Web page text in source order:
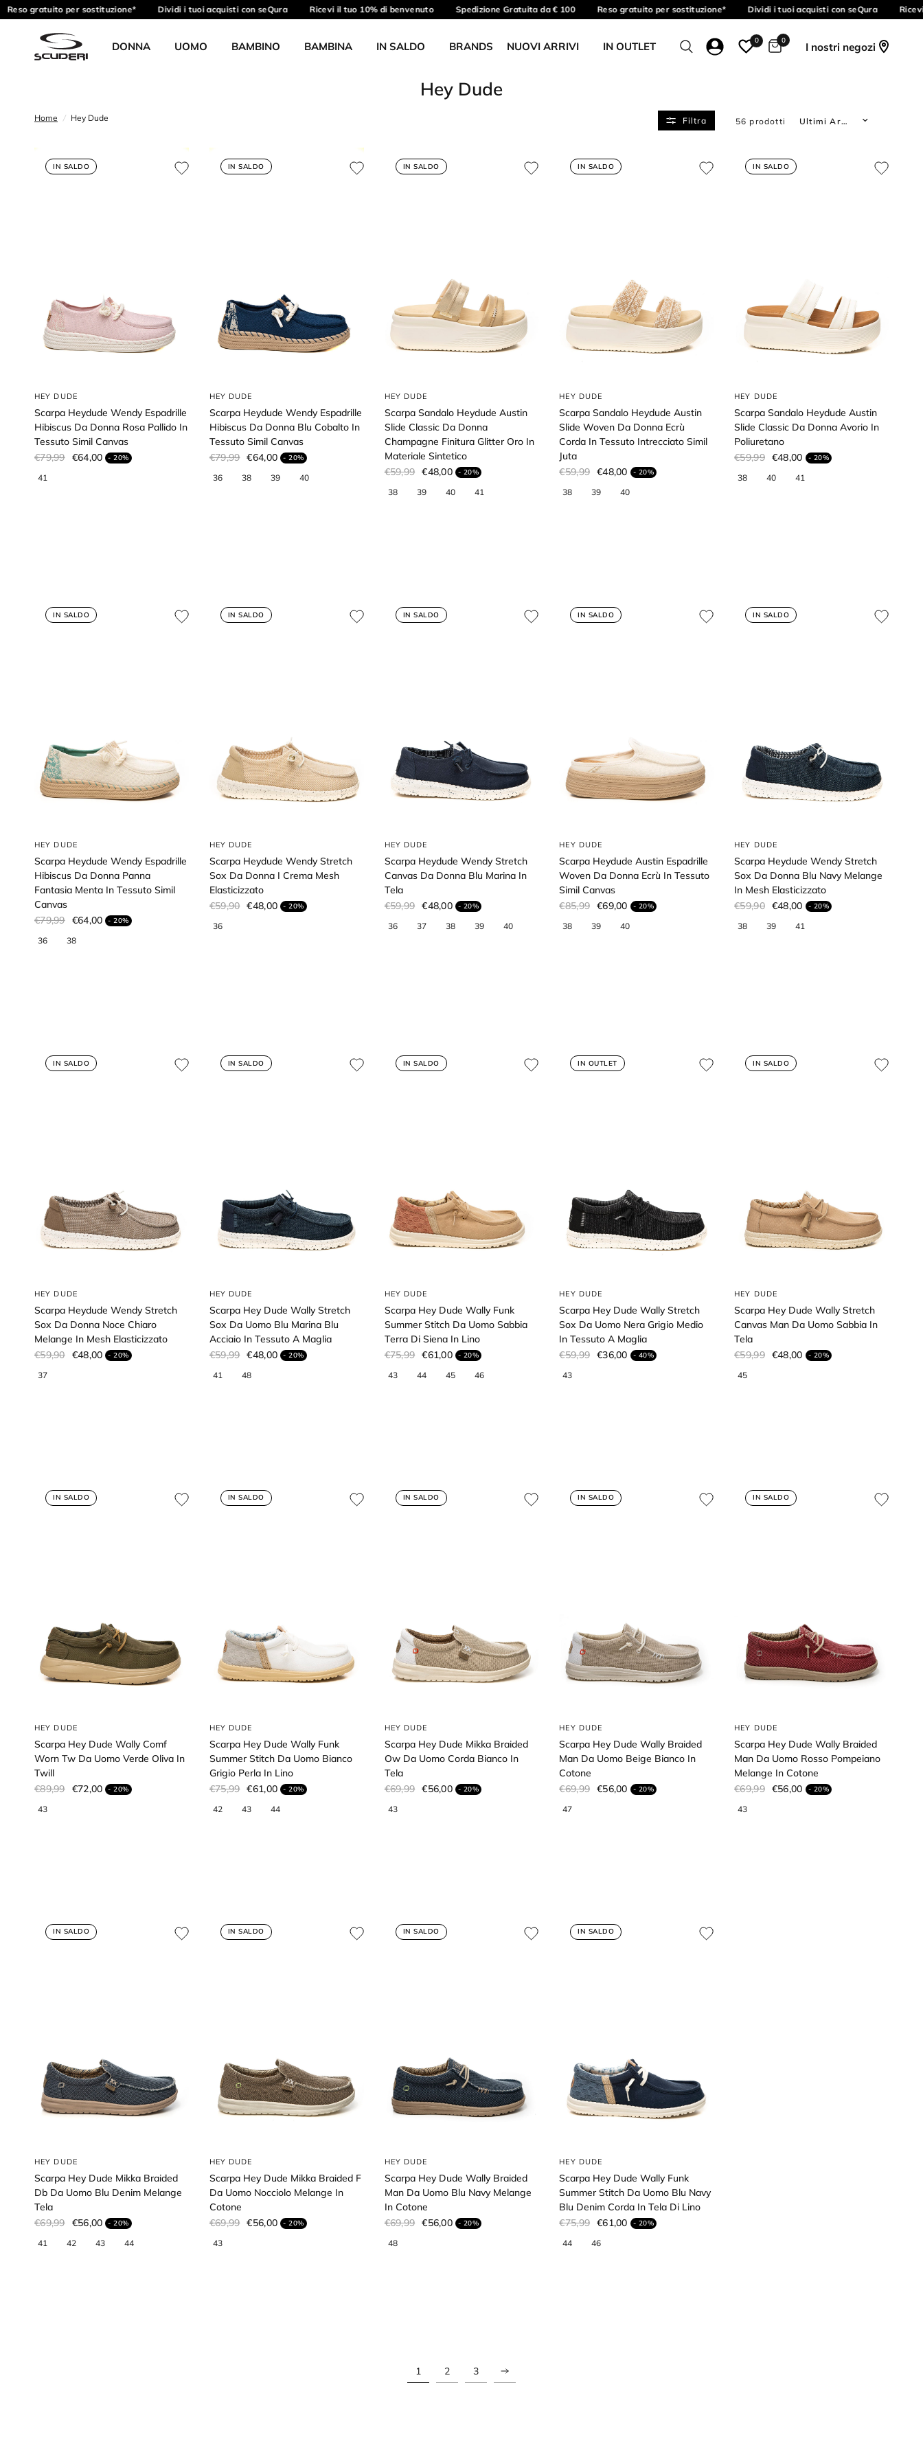
gratuito per sostituzione* Dividi i tuoi acquisti con seQura Ricevi il tuo 10% di benvenuto Spedizione Gratuita da € 100 Reso gratuito per sostituzione* Dividi i tuoi acquisti con seQura Ricevi
DONNA UOMO BAMBINO BAMBINA IN SALDO BRANDS NUOVI ARRIVI IN OUTLET 0 0
I nostri negozi
Hey Dude
Home / Hey Dude Filtra 56 prodotti Translation missing:
IN SALDO
HEY DUDE
Scarpa Heydude Wendy Espadrille
Hibiscus Da Donna Rosa Pallido In
Tessuto Simil Canvas
€79,99 €64,00 - 20%
IN SALDO
HEY DUDE
Scarpa Heydude Wendy Espadrille
Hibiscus Da Donna Blu Cobalto In
Tessuto Simil Canvas
€79,99 €64,00 - 20%
IN SALDO
HEY DUDE
Scarpa Sandalo Heydude Austin
Slide Classic Da Donna
Champagne Finitura Glitter Oro In
Materiale Sintetico
€59,99 €48,00 - 20%
IN SALDO
HEY DUDE
Scarpa Sandalo Heydude Austin
Slide Woven Da Donna Ecrù
Corda In Tessuto Intrecciato Simil
Juta
€59,99 €48,00 - 20%
IN SALDO
HEY DUDE
Scarpa Sandalo Heydude Austin
Slide Classic Da Donna Avorio In
Poliuretano
€59,99 €48,00 - 20%
IN SALDO
HEY DUDE
Scarpa Heydude Wendy Espadrille
Hibiscus Da Donna Panna
Fantasia Menta In Tessuto Simil
Canvas
€79,99 €64,00 - 20%
IN SALDO
HEY DUDE
Scarpa Heydude Wendy Stretch
Sox Da Donna I Crema Mesh
Elasticizzato
€59,90 €48,00 - 20%
IN SALDO
HEY DUDE
Scarpa Heydude Wendy Stretch
Canvas Da Donna Blu Marina In
Tela
€59,99 €48,00 - 20%
IN SALDO
HEY DUDE
Scarpa Heydude Austin Espadrille
Woven Da Donna Ecrù In Tessuto
Simil Canvas
€85,99 €69,00 - 20%
IN SALDO
HEY DUDE
Scarpa Heydude Wendy Stretch
Sox Da Donna Blu Navy Melange
In Mesh Elasticizzato
€59,90 €48,00 - 20%
IN SALDO
HEY DUDE
Scarpa Heydude Wendy Stretch
Sox Da Donna Noce Chiaro
Melange In Mesh Elasticizzato
€59,90 €48,00 - 20%
IN SALDO
HEY DUDE
Scarpa Hey Dude Wally Stretch
Sox Da Uomo Blu Marina Blu
Acciaio In Tessuto A Maglia
€59,99 €48,00 - 20%
IN SALDO
HEY DUDE
Scarpa Hey Dude Wally Funk
Summer Stitch Da Uomo Sabbia
Terra Di Siena In Lino
€75,99 €61,00 - 20%
IN OUTLET
HEY DUDE
Scarpa Hey Dude Wally Stretch
Sox Da Uomo Nera Grigio Medio
In Tessuto A Maglia
€59,99 €36,00 - 40%
IN SALDO
HEY DUDE
Scarpa Hey Dude Wally Stretch
Canvas Man Da Uomo Sabbia In
Tela
€59,99 €48,00 - 20%
IN SALDO
HEY DUDE
Scarpa Hey Dude Wally Comf
Worn Tw Da Uomo Verde Oliva In
Twill
€89,99 €72,00 - 20%
IN SALDO
HEY DUDE
Scarpa Hey Dude Wally Funk
Summer Stitch Da Uomo Bianco
Grigio Perla In Lino
€75,99 €61,00 - 20%
IN SALDO
HEY DUDE
Scarpa Hey Dude Mikka Braided
Ow Da Uomo Corda Bianco In
Tela
€69,99 €56,00 - 20%
IN SALDO
HEY DUDE
Scarpa Hey Dude Wally Braided
Man Da Uomo Beige Bianco In
Cotone
€69,99 €56,00 - 20%
IN SALDO
HEY DUDE
Scarpa Hey Dude Wally Braided
Man Da Uomo Rosso Pompeiano
Melange In Cotone
€69,99 €56,00 - 20%
IN SALDO
HEY DUDE
Scarpa Hey Dude Mikka Braided
Db Da Uomo Blu Denim Melange
Tela
€69,99 €56,00 - 20%
IN SALDO
HEY DUDE
Scarpa Hey Dude Mikka Braided F
Da Uomo Nocciolo Melange In
Cotone
€69,99 €56,00 - 20%
IN SALDO
HEY DUDE
Scarpa Hey Dude Wally Braided
Man Da Uomo Blu Navy Melange
In Cotone
€69,99 €56,00 - 20%
IN SALDO
HEY DUDE
Scarpa Hey Dude Wally Funk
Summer Stitch Da Uomo Blu Navy
Blu Denim Corda In Tela Di Lino
€75,99 €61,00 - 20%
1 2 3